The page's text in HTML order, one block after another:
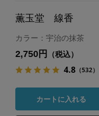
薫玉堂 線香
カラー：宇治の抹茶
2,750円 （税込）
4.8（532）
カートに入れる